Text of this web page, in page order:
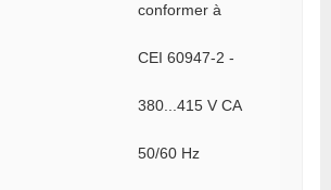
conformer à
CEI 60947-2 -
380...415 V CA
50/60 Hz